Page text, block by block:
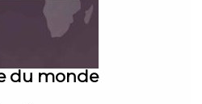
du monde